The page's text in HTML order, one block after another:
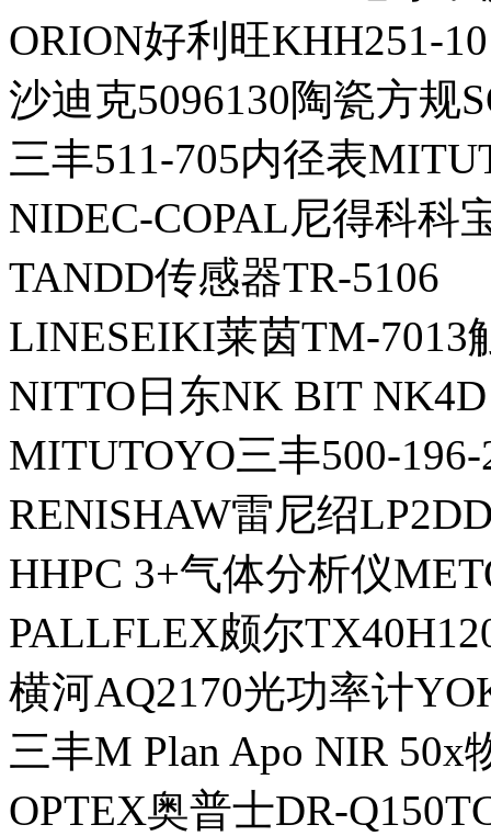
ORION好利旺KHH251-
沙迪克5096130陶瓷方规
三丰511-705内径表
NIDEC-COPAL尼得科科
TANDD传感器TR-5106
LINESEIKI莱茵TM-7013
NITTO日东NK BIT
MITUTOYO三丰500-
RENISHAW雷尼绍
HHPC 3+气体分析仪
PALLFLEX颇尔
横河AQ2170光功率计
三丰M Plan Apo NIR
OPTEX奥普士DR-